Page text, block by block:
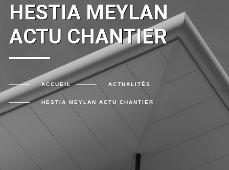
HESTIA MEYLAN
ACTU CHANTIER
ACCUEIL ACTUALITÉS
HESTIA MEYLAN ACTU CHANTIER